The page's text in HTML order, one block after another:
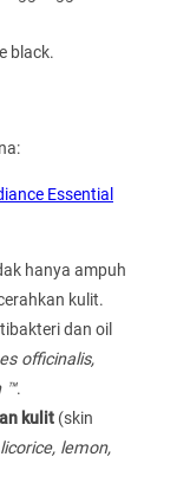
black.
Essential
hanya ampuh
kulit.
dan oil
officinalis,
™.
kulit (skin
lemon,